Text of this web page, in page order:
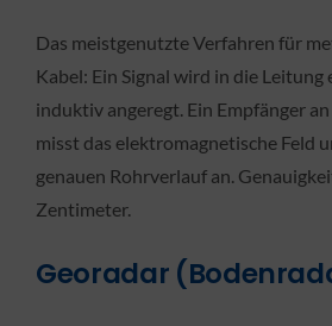
Das meistgenutzte Verfahren für
Kabel: Ein Signal wird in die Leitung
induktiv angeregt. Ein Empfänger
misst das elektromagnetische Feld
genauen Rohrverlauf an.
Zentimeter.
Georadar